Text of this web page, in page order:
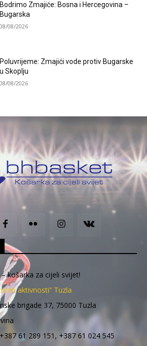
Bodrimo Zmajiće: Bosna i Hercegovina –
Bugarska
08/08/2026
Poluvrijeme: Zmajići vode protiv Bugarske
u Skoplju
08/08/2026
košarka za cijeli svijet!
aktivnosti” Tuzla
brigade 37, 75000 Tuzla
61 289 151, +387 61 024 545